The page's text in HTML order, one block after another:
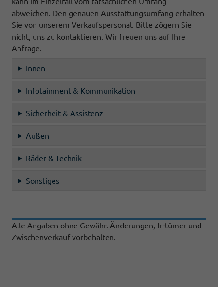
abweichen. Den genauen Ausstattungsumfang erhalten
Sie von unserem Verkaufspersonal. Bitte zögern Sie
nicht, uns zu kontaktieren. Wir freuen uns auf Ihre
Anfrage.
Innen
Infotainment & Kommunikation
Sicherheit & Assistenz
Außen
Räder & Technik
Sonstiges
Alle Angaben ohne Gewähr. Änderungen, Irrtümer und
Zwischenverkauf vorbehalten.